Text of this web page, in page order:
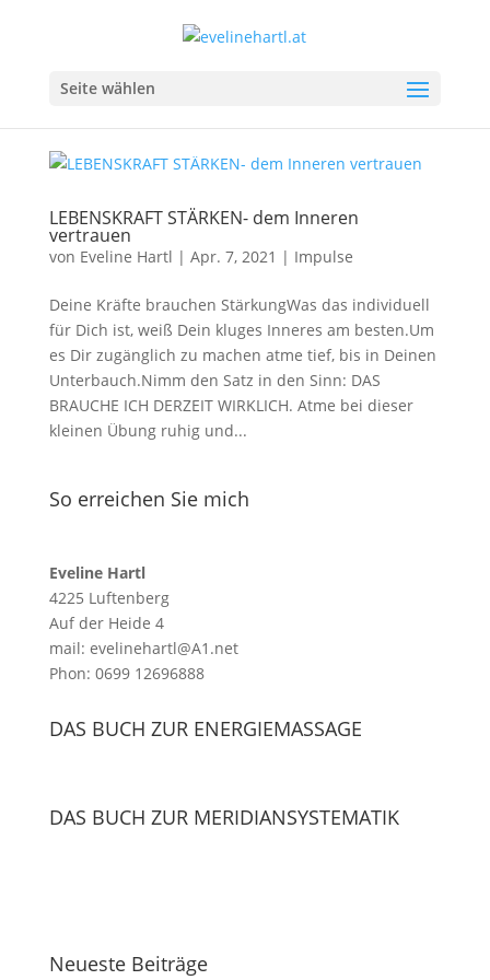
Seite wählen
LEBENSKRAFT STÄRKEN- dem Inneren
vertrauen
von Eveline Hartl | Apr. 7, 2021 | Impulse
Deine Kräfte brauchen StärkungWas das individuell
für Dich ist, weiß Dein kluges Inneres am besten.Um
es Dir zugänglich zu machen atme tief, bis in Deinen
Unterbauch.Nimm den Satz in den Sinn: DAS
BRAUCHE ICH DERZEIT WIRKLICH. Atme bei dieser
kleinen Übung ruhig und...
So erreichen Sie mich
Eveline Hartl
4225 Luftenberg
Auf der Heide 4
mail: evelinehartl@A1.net
Phon: 0699 12696888
DAS BUCH ZUR ENERGIEMASSAGE
DAS BUCH ZUR MERIDIANSYSTEMATIK
Neueste Beiträge